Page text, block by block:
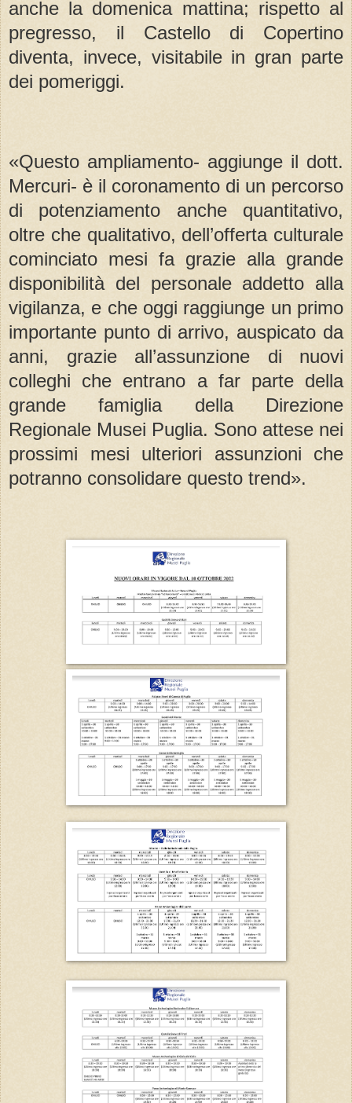
anche la domenica mattina; rispetto al
pregresso, il Castello di Copertino
diventa, invece, visitabile in gran parte
dei pomeriggi.
«Questo ampliamento- aggiunge il dott.
Mercuri- è il coronamento di un percorso
di potenziamento anche quantitativo,
oltre che qualitativo, dell’offerta culturale
cominciato mesi fa grazie alla grande
disponibilità del personale addetto alla
vigilanza, e che oggi raggiunge un primo
importante punto di arrivo, auspicato da
anni, grazie all’assunzione di nuovi
colleghi che entrano a far parte della
grande famiglia della Direzione
Regionale Musei Puglia. Sono attese nei
prossimi mesi ulteriori assunzioni che
potranno consolidare questo trend». ​